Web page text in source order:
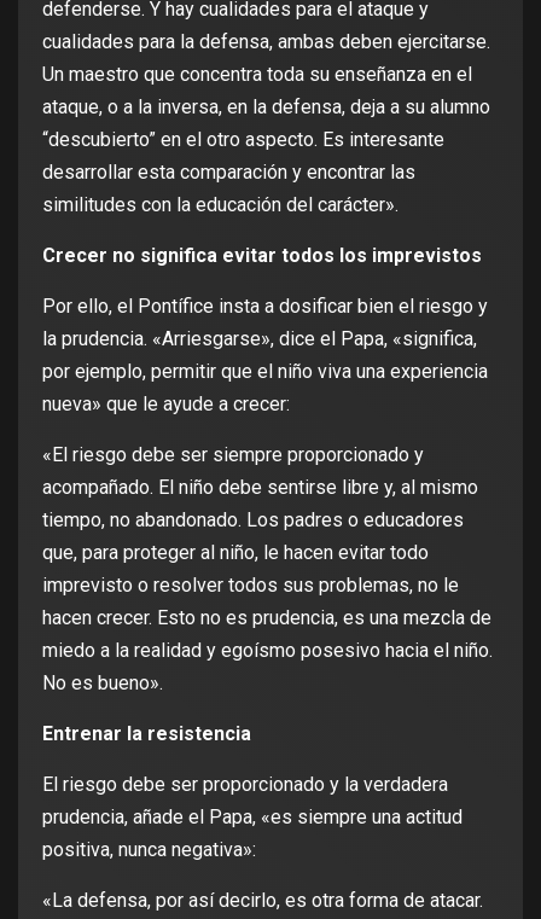
defenderse. Y hay cualidades para el ataque y
cualidades para la defensa, ambas deben ejercitarse.
Un maestro que concentra toda su enseñanza en el
ataque, o a la inversa, en la defensa, deja a su alumno
“descubierto” en el otro aspecto. Es interesante
desarrollar esta comparación y encontrar las
similitudes con la educación del carácter».
Crecer no significa evitar todos los imprevistos
Por ello, el Pontífice insta a dosificar bien el riesgo y
la prudencia. «Arriesgarse», dice el Papa, «significa,
por ejemplo, permitir que el niño viva una experiencia
nueva» que le ayude a crecer:
«El riesgo debe ser siempre proporcionado y
acompañado. El niño debe sentirse libre y, al mismo
tiempo, no abandonado. Los padres o educadores
que, para proteger al niño, le hacen evitar todo
imprevisto o resolver todos sus problemas, no le
hacen crecer. Esto no es prudencia, es una mezcla de
miedo a la realidad y egoísmo posesivo hacia el niño.
No es bueno».
Entrenar la resistencia
El riesgo debe ser proporcionado y la verdadera
prudencia, añade el Papa, «es siempre una actitud
positiva, nunca negativa»:
«La defensa, por así decirlo, es otra forma de atacar.